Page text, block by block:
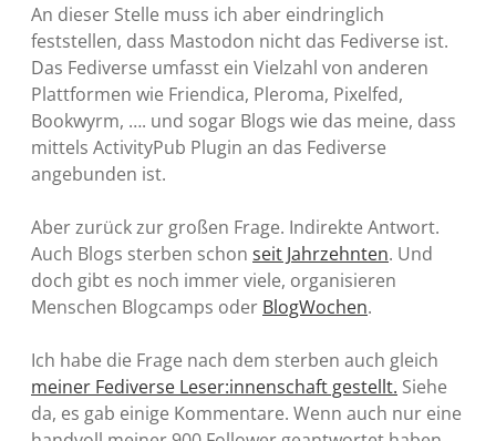
An dieser Stelle muss ich aber eindringlich
feststellen, dass Mastodon nicht das Fediverse ist.
Das Fediverse umfasst ein Vielzahl von anderen
Plattformen wie Friendica, Pleroma, Pixelfed,
Bookwyrm, …. und sogar Blogs wie das meine, dass
mittels ActivityPub Plugin an das Fediverse
angebunden ist.
Aber zurück zur großen Frage. Indirekte Antwort.
Auch Blogs sterben schon seit Jahrzehnten. Und
doch gibt es noch immer viele, organisieren
Menschen Blogcamps oder BlogWochen.
Ich habe die Frage nach dem sterben auch gleich
meiner Fediverse Leser:innenschaft gestellt. Siehe
da, es gab einige Kommentare. Wenn auch nur eine